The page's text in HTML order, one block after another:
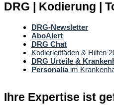
DRG | Kodierung |
DRG-Newsletter
AboAlert
DRG Chat
Kodierleitfäden & Hilfen
DRG Urteile &
Personaliaim
Ihre Expertise ist